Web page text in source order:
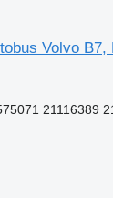
Volvo
21116389